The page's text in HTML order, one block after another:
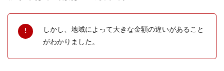
げない？の悩みを解決します
いよ」「結婚式はしたくない」と言われることも
あります。 ...
しかし、地域によって大きな金額の違いがあること
がわかりました。